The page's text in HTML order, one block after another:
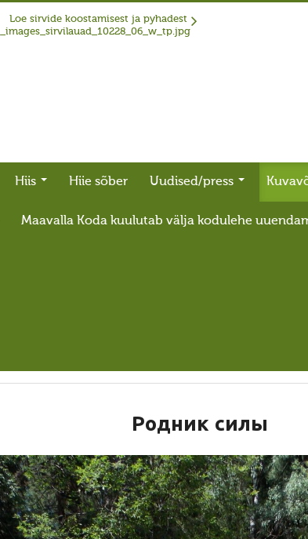
Loe sirvide koostamisest ja pyhadest
Hiis Hiie sõber Uudised/press
Maavalla Koda kuulutab välja kodulehe
Родник силы